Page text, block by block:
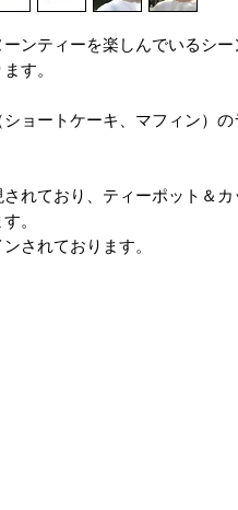
ンティーを楽しんでいるシー
す。
ョートケーキ、マフィン）の
れており、ティーポット＆カ
。
されております。